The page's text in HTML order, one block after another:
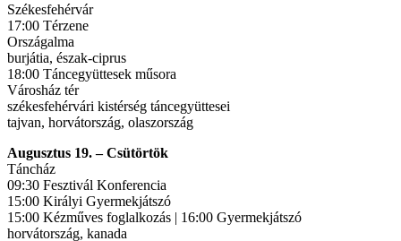
Székesfehérvár
17:00 Térzene
Országalma
burjátia, észak-ciprus
18:00 Táncegyüttesek műsora
Városház tér
székesfehérvári kistérség táncegyüttesei
tajvan, horvátország, olaszország
Augusztus 19. – Csütörtök
Táncház
09:30 Fesztivál Konferencia
15:00 Királyi Gyermekjátszó
15:00 Kézműves foglalkozás | 16:00 Gyermekjátszó
horvátország, kanada